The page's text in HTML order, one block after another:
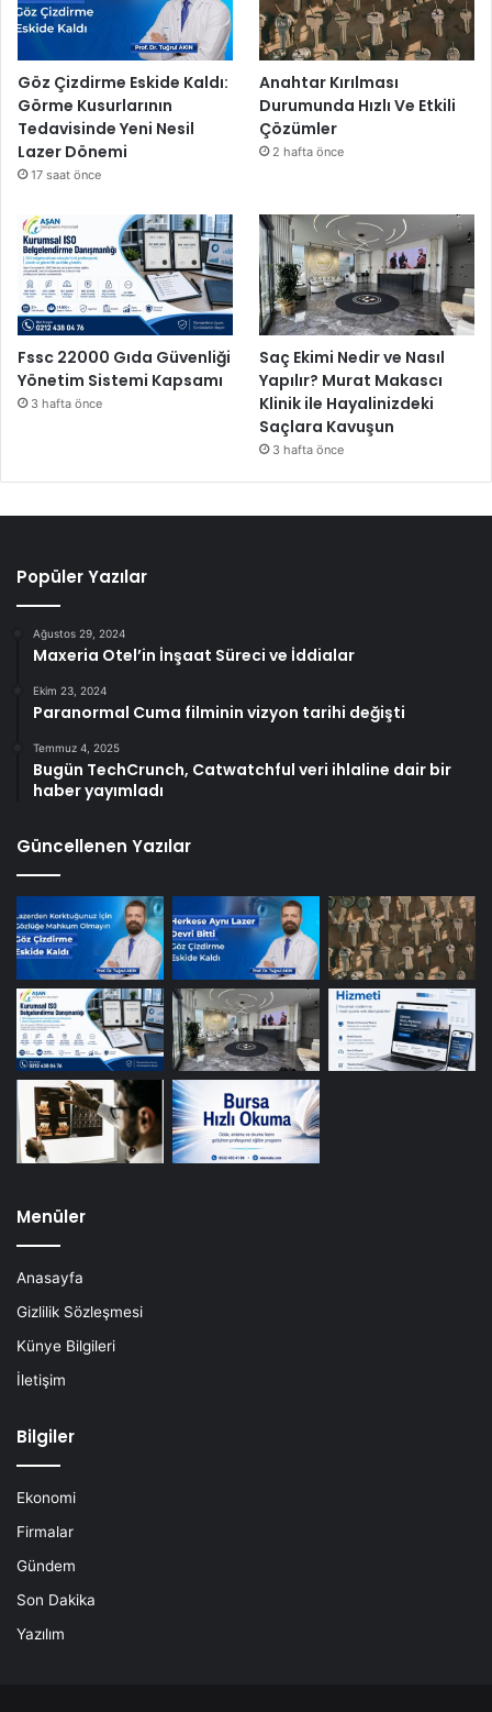
Göz Çizdirme Eskide Kaldı:
Görme Kusurlarının
Tedavisinde Yeni Nesil
Lazer Dönemi
17 saat önce
Anahtar Kırılması
Durumunda Hızlı Ve Etkili
Çözümler
2 hafta önce
Fssc 22000 Gıda Güvenliği
Yönetim Sistemi Kapsamı
3 hafta önce
Saç Ekimi Nedir ve Nasıl
Yapılır? Murat Makascı
Klinik ile Hayalinizdeki
Saçlara Kavuşun
3 hafta önce
Popüler Yazılar
Ağustos 29, 2024
Maxeria Otel’in İnşaat Süreci ve İddialar
Ekim 23, 2024
Paranormal Cuma filminin vizyon tarihi değişti
Temmuz 4, 2025
Bugün TechCrunch, Catwatchful veri ihlaline dair bir
haber yayımladı
Güncellenen Yazılar
Menüler
Anasayfa
Gizlilik Sözleşmesi
Künye Bilgileri
İletişim
Bilgiler
Ekonomi
Firmalar
Gündem
Son Dakika
Yazılım